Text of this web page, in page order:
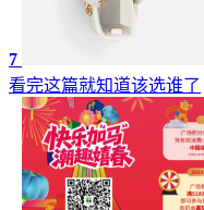
7
看完这篇就知道该选谁了